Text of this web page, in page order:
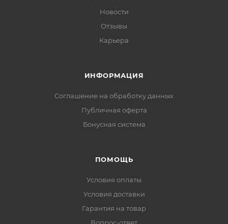
Новости
Отзывы
Карьера
ИНФОРМАЦИЯ
Соглашение на обработку данных
Публичная оферта
Бонусная система
ПОМОЩЬ
Условия оплаты
Условия доставки
Гарантия на товар